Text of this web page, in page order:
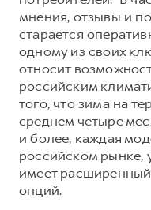
Коллекция Базовая
Коллекция Детская
мнения, отзывы и
старается
одному из своих
относит
российским
того, что зима на
среднем четыре
и более, каждая
российском рынке,
имеет
опций.